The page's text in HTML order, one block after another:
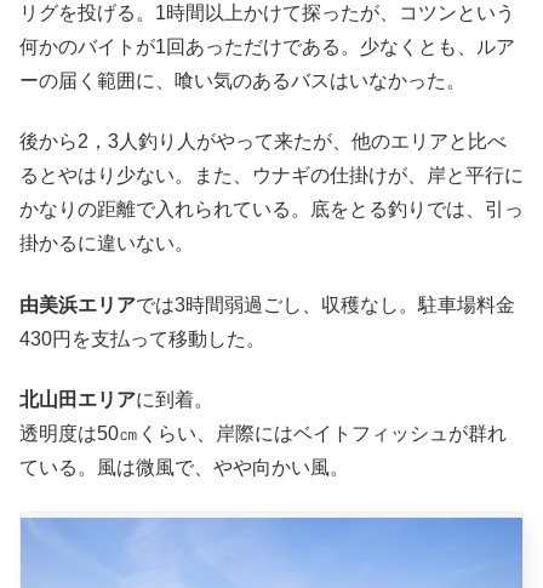
リグを投げる。1時間以上かけて探ったが、コツンという
何かのバイトが1回あっただけである。少なくとも、ルア
ーの届く範囲に、喰い気のあるバスはいなかった。
後から2，3人釣り人がやって来たが、他のエリアと比べ
るとやはり少ない。また、ウナギの仕掛けが、岸と平行に
かなりの距離で入れられている。底をとる釣りでは、引っ
掛かるに違いない。
由美浜エリアでは3時間弱過ごし、収穫なし。駐車場料金
430円を支払って移動した。
北山田エリアに到着。
透明度は50㎝くらい、岸際にはベイトフィッシュが群れ
ている。風は微風で、やや向かい風。